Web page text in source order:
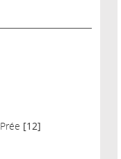
[12]